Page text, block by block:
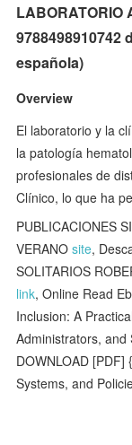
LABORATORIO
9788498910742
española)
Overview
El laboratorio y la
la patología
profesionales de
Clínico, lo que ha
PUBLICACIONES
VERANOsite,
SOLITARIOS
link, Online Read
Inclusion: A
Administrators, and
DOWNLOAD
Systems, and